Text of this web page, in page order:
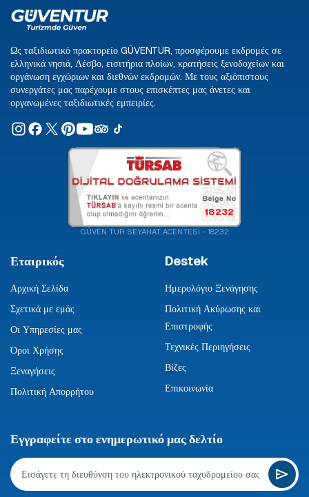
Ως ταξιδιωτικό πρακτορείο GÜVENTUR, προσφέρουμε εκδρομές σε
ελληνικά νησιά, Λέσβο, εισιτήρια πλοίων, κρατήσεις ξενοδοχείων και
οργάνωση εγχώριων και διεθνών εκδρομών. Με τους αξιόπιστους
συνεργάτες μας παρέχουμε στους επισκέπτες μας άνετες και
οργανωμένες ταξιδιωτικές εμπειρίες.
18232
GÜVEN TUR SEYAHAT ACENTESİ - 18232
Εταιρικός
Αρχική Σελίδα
Σχετικά με εμάς
Οι Υπηρεσίες μας
Όροι Χρήσης
Ξεναγήσεις
Πολιτική Απορρήτου
Destek
Ημερολόγιο Ξενάγησης
Πολιτική Ακύρωσης και
Επιστροφής
Τεχνικές Περιηγήσεις
Βίζες
Επικοινωνία
Εγγραφείτε στο ενημερωτικό μας δελτίο